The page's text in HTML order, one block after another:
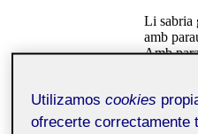
Li sabria
amb
Amb
viscuda -
Utilizamoscookies
ofrecerte correctamente